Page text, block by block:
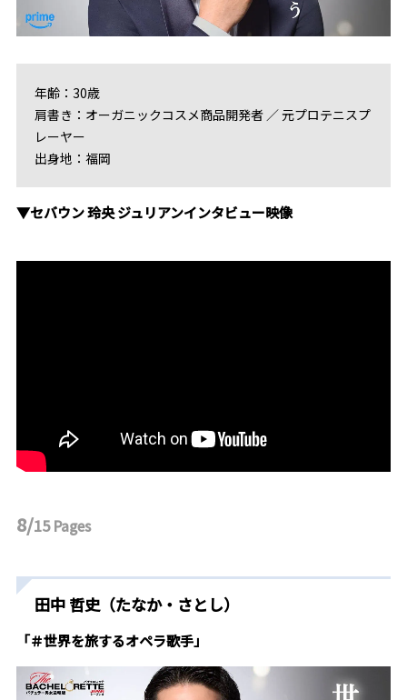
年齢：30歳
肩書き：オーガニックコスメ商品開発者 ／ 元プロテニスプ
レーヤー
出身地：福岡
▼セバウン 玲央 ジュリアンインタビュー映像
8/15Pages
田中 哲史（たなか・さとし）
「＃世界を旅するオペラ歌手」